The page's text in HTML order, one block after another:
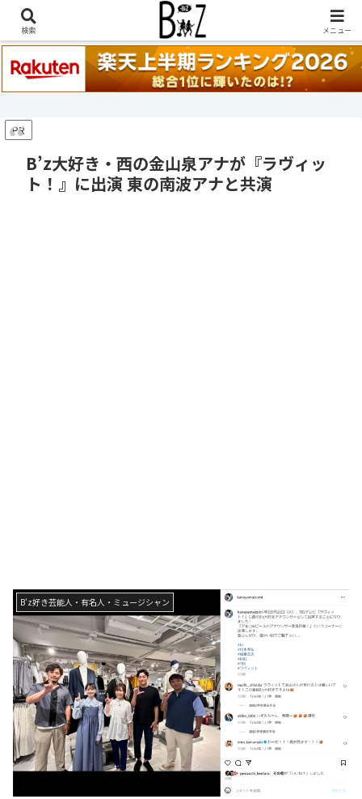
稲葉浩志『en-Zepp』『enⅣ』セトリ一覧はこちら
PR
B’z大好き・西の金山泉アナが『ラヴィッ
ト！』に出演 東の南波アナと共演
B'z好き芸能人・有名人・ミュージシャン
検索 メニュー